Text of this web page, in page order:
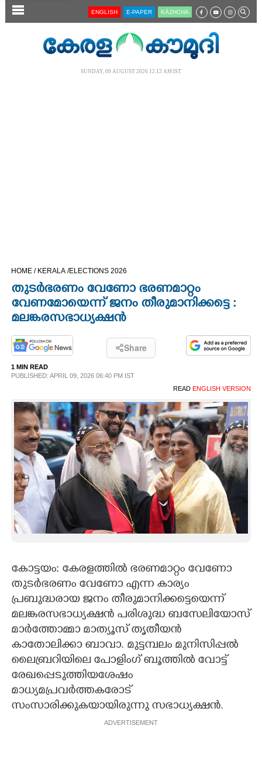
SECTIONS
CINEMA
OPINION
PHOTOS
LIFESTYLE
SPIRITUAL
INFO+
ART
ASTRO
LITERATURE
ZOOM
CONTACT US
ENGLISH E-PAPER KĀZHCHA
SUNDAY, 09 AUGUST 2026 12.12 AM IST
HOME / KERALA /ELECTIONS 2026
തുടര്‍ഭരണം വേണോ ഭരണമാറ്റം
വേണമോയെന്ന് ജനം തീരുമാനിക്കട്ടെ :
മലങ്കരസഭാധ്യക്ഷന്‍
Share
1 MIN READ
PUBLISHED: APRIL 09, 2026 06:40 PM IST
READ ENGLISH VERSION
കോട്ടയം: കേരളത്തില്‍ ഭരണമാറ്റം വേണോ
തുടര്‍ഭരണം വേണോ എന്ന കാര്യം
പ്രബുദ്ധരായ ജനം തീരുമാനിക്കട്ടെയെന്ന്
മലങ്കരസഭാധ്യക്ഷന്‍ പരിശുദ്ധ ബസേലിയോസ്
മാര്‍ത്തോമ്മാ മാത്യൂസ് തൃതീയന്‍
കാതോലിക്കാ ബാവാ. മുട്ടമ്പലം മുനിസിപ്പല്‍
ലൈബ്രറിയിലെ പോളിംഗ് ബൂത്തില്‍ വോട്ട്
രേഖപ്പെടുത്തിയശേഷം
മാധ്യമപ്രവര്‍ത്തകരോട്
സംസാരിക്കുകയായിരുന്നു സഭാധ്യക്ഷന്‍.
ADVERTISEMENT